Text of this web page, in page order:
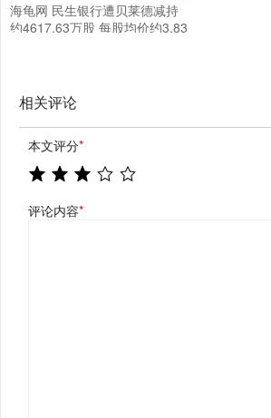
海龟网 民生银行遭贝莱德减持
约4617.63万股 每股均价约3.83
相关评论
本文评分*
评论内容*